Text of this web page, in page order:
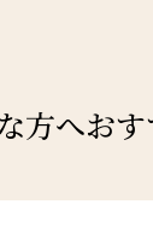
方へお